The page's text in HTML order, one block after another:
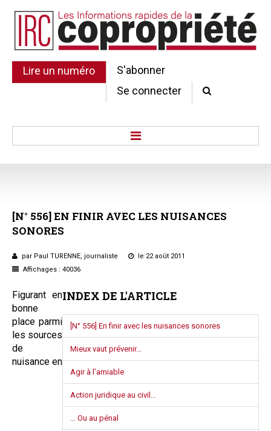
Lire un numéro
S'abonner
Se connecter
Au Parlement
Gestion et maintenance
Pratique de la copro.
Jurisprudence
Études juridiques
Copro. en difficulté
Formez-vous !
Parole d'experts*
[N° 556]EN FINIR AVEC LES NUISANCES
SONORES
par Paul TURENNE, journaliste
le 22 août 2011
Affichages : 40036
INDEX DE L'ARTICLE
[N° 556] En finir avec les nuisances sonores
Mieux vaut prévenir...
Agir à l’amiable
Action juridique au civil...
… Ou au pénal
Figurant en
bonne
place parmi
les sources
de
nuisance en